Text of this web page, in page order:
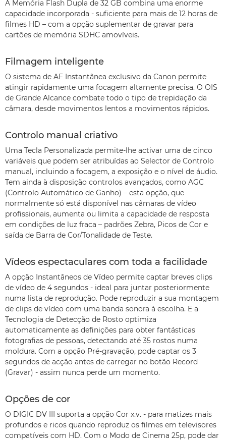
A Memória Flash Dupla de 32 GB combina uma enorme
capacidade incorporada - suficiente para mais de 12 horas de
filmes HD – com a opção suplementar de gravar para
cartões de memória SDHC amovíveis.
Filmagem inteligente
O sistema de AF Instantânea exclusivo da Canon permite
atingir rapidamente uma focagem altamente precisa. O OIS
de Grande Alcance combate todo o tipo de trepidação da
câmara, desde movimentos lentos a movimentos rápidos.
Controlo manual criativo
Uma Tecla Personalizada permite-lhe activar uma de cinco
variáveis que podem ser atribuídas ao Selector de Controlo
manual, incluindo a focagem, a exposição e o nível de áudio.
Tem ainda à disposição controlos avançados, como AGC
(Controlo Automático de Ganho) – esta opção, que
normalmente só está disponível nas câmaras de vídeo
profissionais, aumenta ou limita a capacidade de resposta
em condições de luz fraca – padrões Zebra, Picos de Cor e
saída de Barra de Cor/Tonalidade de Teste.
Vídeos espectaculares com toda a facilidade
A opção Instantâneos de Vídeo permite captar breves clips
de vídeo de 4 segundos - ideal para juntar posteriormente
numa lista de reprodução. Pode reproduzir a sua montagem
de clips de vídeo com uma banda sonora à escolha. E a
Tecnologia de Detecção de Rosto optimiza
automaticamente as definições para obter fantásticas
fotografias de pessoas, detectando até 35 rostos numa
moldura. Com a opção Pré-gravação, pode captar os 3
segundos de acção antes de carregar no botão Record
(Gravar) - assim nunca perde um momento.
Opções de cor
O DIGIC DV III suporta a opção Cor x.v. - para matizes mais
profundos e ricos quando reproduz os filmes em televisores
compatíveis com HD. Com o Modo de Cinema 25p, pode dar